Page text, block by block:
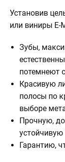
Установив
или виниры E-
Зубы,
потемнеют
Красивую
полосы по
выборе
Прочную,
Гарантию,